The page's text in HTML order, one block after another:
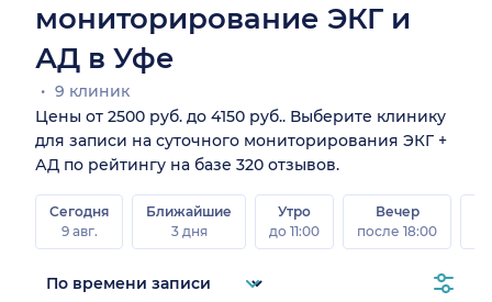
мониторирование ЭКГ и
АД в Уфе
9 клиник
Цены от 2500 руб. до 4150 руб.. Выберите клинику
для записи на суточного мониторирования ЭКГ +
АД по рейтингу на базе 320 отзывов.
Сегодня
9 авг.
Ближайшие
3 дня
Утро
до 11:00
Вечер
после 18:00